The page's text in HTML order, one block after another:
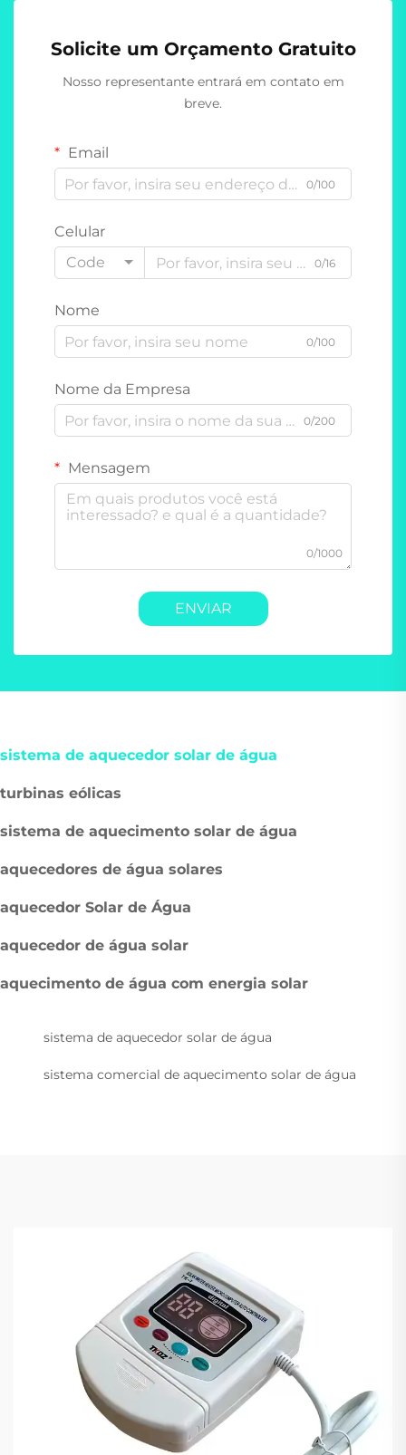
Solicite um Orçamento Gratuito
Nosso representante entrará em contato em
breve.
Email
0/100
Celular
Code
0/16
Nome
0/100
Nome da Empresa
0/200
Mensagem
0/1000
ENVIAR
sistema de aquecedor solar de água
turbinas eólicas
sistema de aquecimento solar de água
aquecedores de água solares
aquecedor Solar de Água
aquecedor de água solar
aquecimento de água com energia solar
sistema de aquecedor solar de água
sistema comercial de aquecimento solar de água